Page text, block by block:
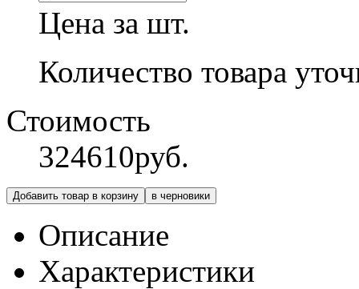
Цена за шт.
Количество товара
Стоимость
324610руб.
Добавить товар в корзину в черновики
Описание
Характеристики